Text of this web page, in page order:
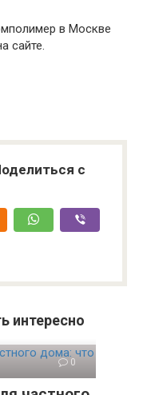
в Москве
сайте.
с
интересно
0